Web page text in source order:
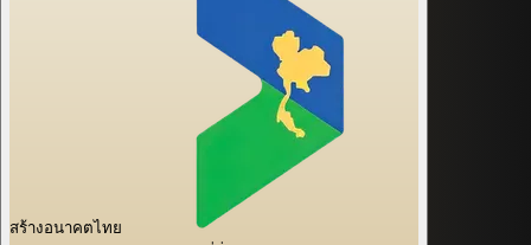
สร้างอนาคตไทย